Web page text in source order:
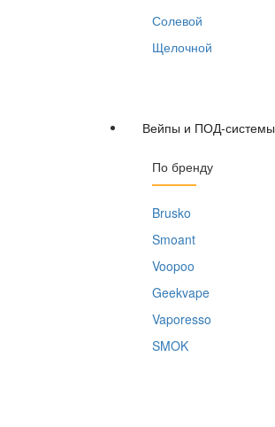
Солевой
Щелочной
Вейпы и ПОД-системы
По бренду
Brusko
Smoant
Voopoo
Geekvape
Vaporesso
SMOK